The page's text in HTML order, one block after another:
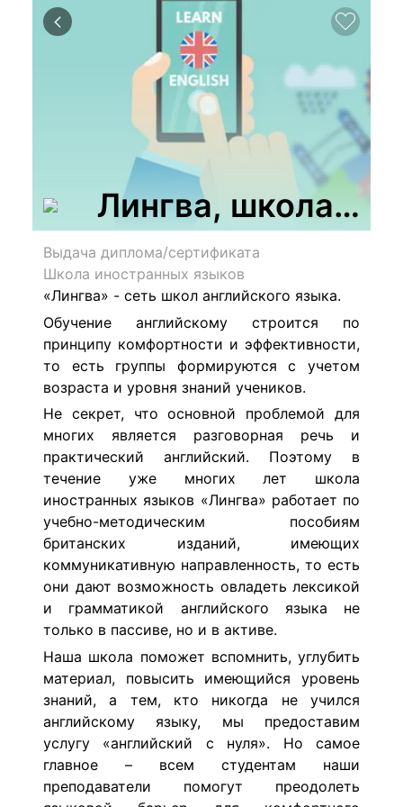
Лингва, школа
Выдача диплома/сертификата
Школа иностранных языков
«Лингва» - сеть школ английского языка.
Обучение английскому строится по
принципу комфортности и эффективности,
то есть группы формируются с учетом
возраста и уровня знаний учеников.
Не секрет, что основной проблемой для
многих является разговорная речь и
практический английский. Поэтому в
течение уже многих лет школа
иностранных языков «Лингва» работает по
учебно-методическим пособиям
британских изданий, имеющих
коммуникативную направленность, то есть
они дают возможность овладеть лексикой
и грамматикой английского языка не
только в пассиве, но и в активе.
Наша школа поможет вспомнить, углубить
материал, повысить имеющийся уровень
знаний, а тем, кто никогда не учился
английскому языку, мы предоставим
услугу «английский с нуля». Но самое
главное – всем студентам наши
преподаватели помогут преодолеть